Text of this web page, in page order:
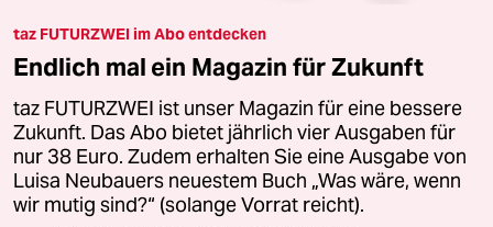
taz FUTURZWEI im Abo entdecken
Endlich mal ein Magazin für Zukunft
taz FUTURZWEI ist unser Magazin für eine bessere
Zukunft. Das Abo bietet jährlich vier Ausgaben für
nur 38 Euro. Zudem erhalten Sie eine Ausgabe von
Luisa Neubauers neuestem Buch „Was wäre, wenn
wir mutig sind?“ (solange Vorrat reicht).